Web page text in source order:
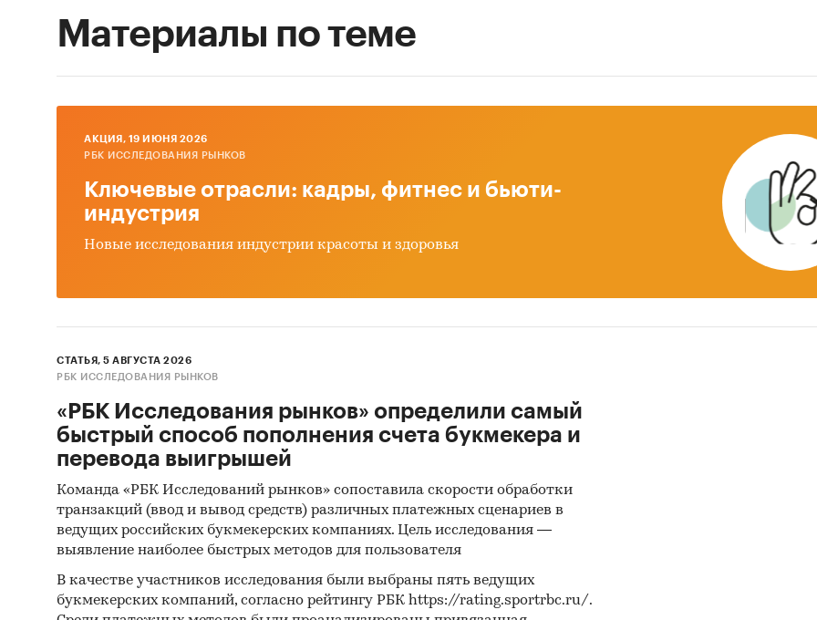
Исследуемый период: 2021 г.
Формат Отчета: Презентация Power Point
Использование данных из нижеперечисленных
также метода опроса представителей компаний и
конкурентной разведки с помощью создания легенды
покупатель/продавец) для общения с отделом продаж,
поставщиков продукции/услуг в разрезе товарных
рынках, ранжирование потребителей по уровню
Использование базы Федеральной таможенной службы
рынках в натуральном и стоимостном выражении в
товарных групп.
Общение с профильными регуляторами рынка -
Федеральной налоговой службой для анализа
политики, практик и законодательства применительно
Материалы по теме
AКЦИЯ, 19 ИЮНЯ 2026
РБК ИССЛЕДОВАНИЯ РЫНКОВ
Ключевые отрасли: кадры, фитнес и бьюти-
индустрия
Новые исследования индустрии красоты и здоровья
СТАТЬЯ, 5 АВГУСТА 2026
РБК ИССЛЕДОВАНИЯ РЫНКОВ
«РБК Исследования рынков» определили самый
быстрый способ пополнения счета букмекера и
перевода выигрышей
Команда «РБК Исследований рынков» сопоставила скорости обработки
транзакций (ввод и вывод средств) различных платежных сценариев в
ведущих российских букмекерских компаниях. Цель исследования —
выявление наиболее быстрых методов для пользователя
В качестве участников исследования были выбраны пять ведущих
букмекерских компаний, согласно рейтингу РБК https://rating.sportrbc.ru/.